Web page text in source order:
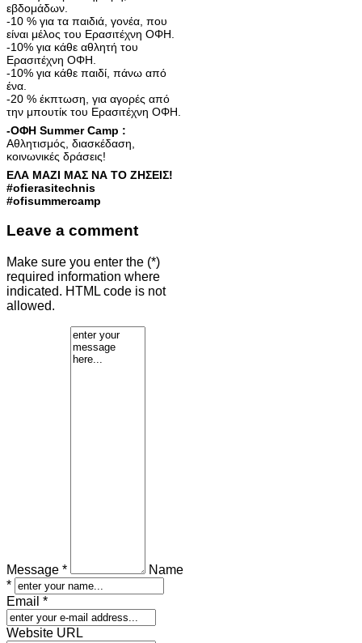
εβδομάδων.
-10 % για τα παιδιά, γονέα, που
είναι μέλος του Ερασιτέχνη ΟΦΗ.
-10% για κάθε αθλητή του
Ερασιτέχνη ΟΦΗ.
-10% για κάθε παιδί, πάνω από
ένα.
-20 % έκπτωση, για αγορές από
την μπουτίκ του Ερασιτέχνη ΟΦΗ.
-ΟΦΗ Summer Camp :
Αθλητισμός, διασκέδαση,
κοινωνικές δράσεις!
ΕΛΑ ΜΑΖΙ ΜΑΣ ΝΑ ΤΟ ΖΗΣΕΙΣ!
#ofierasitechnis
#ofisummercamp
Leave a comment
Make sure you enter the (*)
required information where
indicated. HTML code is not
allowed.
Message *
Name
*
Email *
Website URL